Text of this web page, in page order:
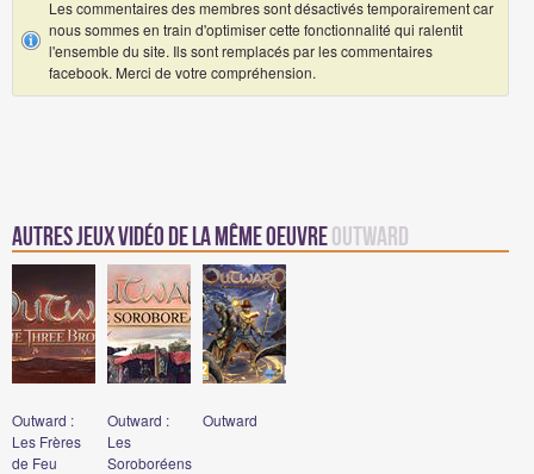
Les commentaires des membres sont désactivés temporairement car
nous sommes en train d'optimiser cette fonctionnalité qui ralentit
l'ensemble du site. Ils sont remplacés par les commentaires
facebook. Merci de votre compréhension.
Autres jeux vidéo de la même oeuvreOutward
Outward :
Les Frères
de Feu
Outward :
Les
Soroboréens
Outward